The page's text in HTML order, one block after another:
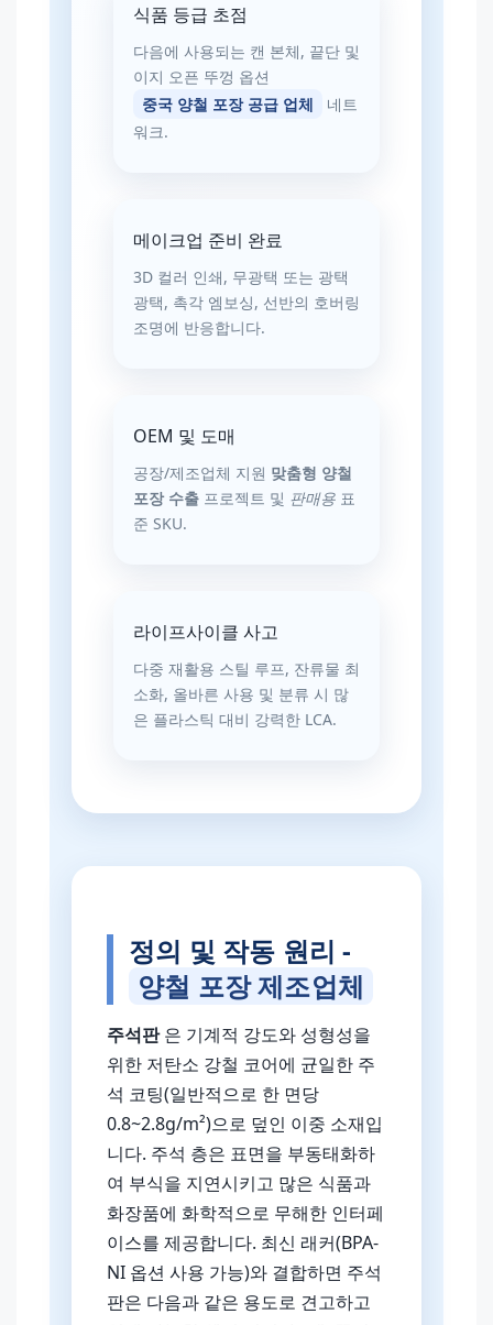
식품 등급 초점
다음에 사용되는 캔 본체, 끝단 및
이지 오픈 뚜껑 옵션
중국 양철 포장 공급 업체
네트
워크.
메이크업 준비 완료
3D 컬러 인쇄, 무광택 또는 광택
광택, 촉각 엠보싱, 선반의 호버링
조명에 반응합니다.
OEM 및 도매
공장/제조업체 지원 맞춤형 양철
포장 수출 프로젝트 및 판매용 표
준 SKU.
라이프사이클 사고
다중 재활용 스틸 루프, 잔류물 최
소화, 올바른 사용 및 분류 시 많
은 플라스틱 대비 강력한 LCA.
정의 및 작동 원리 -
양철 포장 제조업체
주석판은 기계적 강도와 성형성을
위한 저탄소 강철 코어에 균일한 주
석 코팅(일반적으로 한 면당
0.8~2.8g/m²)으로 덮인 이중 소재입
니다. 주석 층은 표면을 부동태화하
여 부식을 지연시키고 많은 식품과
화장품에 화학적으로 무해한 인터페
이스를 제공합니다. 최신 래커(BPA-
NI 옵션 사용 가능)와 결합하면 주석
판은 다음과 같은 용도로 견고하고